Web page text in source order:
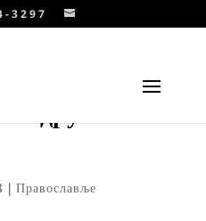
3297
друга по
| Православље